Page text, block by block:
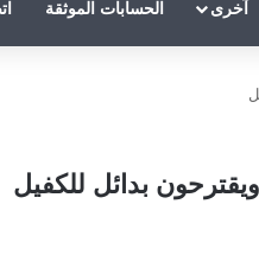
آخرى الحسابات الموثقة
بدائل للكفيل